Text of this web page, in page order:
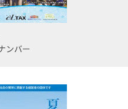
ンバー